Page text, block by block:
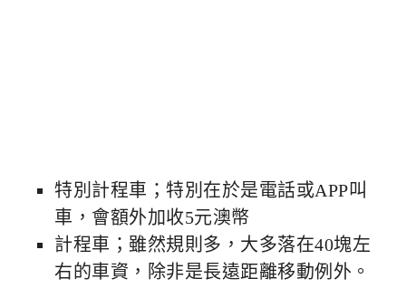
特別計程車；特別在於是電話或APP叫
車，會額外加收5元澳幣
計程車；雖然規則多，大多落在40塊左
右的車資，除非是長遠距離移動例外。